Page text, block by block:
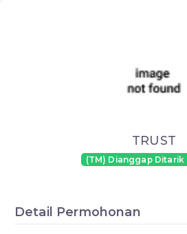
TRUST
(TM) Dianggap Ditarik
Detail Permohonan